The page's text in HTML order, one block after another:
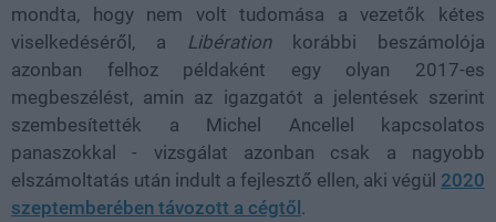
mondta, hogy nem volt tudomása a vezetők kétes
viselkedéséről, a Libérationkorábbi beszámolója
azonban felhoz példaként egy olyan 2017-es
megbeszélést, amin az igazgatót a jelentések szerint
szembesítették a Michel Ancellel kapcsolatos
panaszokkal - vizsgálat azonban csak a nagyobb
elszámoltatás után indult a fejlesztő ellen, aki végül 2020
szeptemberében távozott a cégtől.